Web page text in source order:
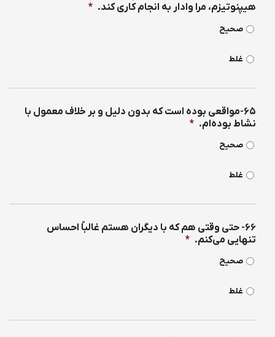
هیپنوتیزم، مرا وادار به انجام كاری كند. *
صحیح
غلط
۶۵-مواقعی بوده است كه بدون دلیل و بر خلاف معمول با
نشاط بوده‌ام. *
صحیح
غلط
۶۶- حتی وقتی هم كه با دیگران هستم غالباً احساس
تنهایی می‌كنم. *
صحیح
غلط